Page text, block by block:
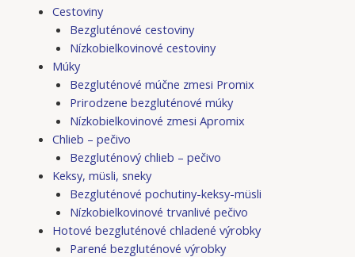
Cestoviny
Bezgluténové cestoviny
Nízkobielkovinové cestoviny
Múky
Bezgluténové múčne zmesi Promix
Prirodzene bezgluténové múky
Nízkobielkovinové zmesi Apromix
Chlieb – pečivo
Bezgluténový chlieb – pečivo
Keksy, müsli, sneky
Bezgluténové pochutiny-keksy-müsli
Nízkobielkovinové trvanlivé pečivo
Hotové bezgluténové chladené výrobky
Parené bezgluténové výrobky